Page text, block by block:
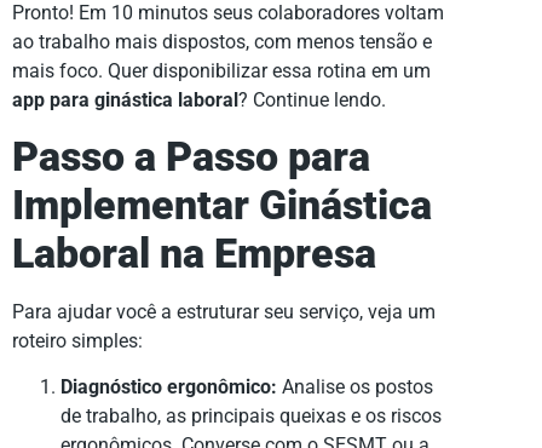
Pronto! Em 10 minutos seus colaboradores voltam
ao trabalho mais dispostos, com menos tensão e
mais foco. Quer disponibilizar essa rotina em um
app para ginástica laboral ? Continue lendo.
Passo a Passo para
Implementar Ginástica
Laboral na Empresa
Para ajudar você a estruturar seu serviço, veja um
roteiro simples:
Diagnóstico ergonômico: Analise os postos
de trabalho, as principais queixas e os riscos